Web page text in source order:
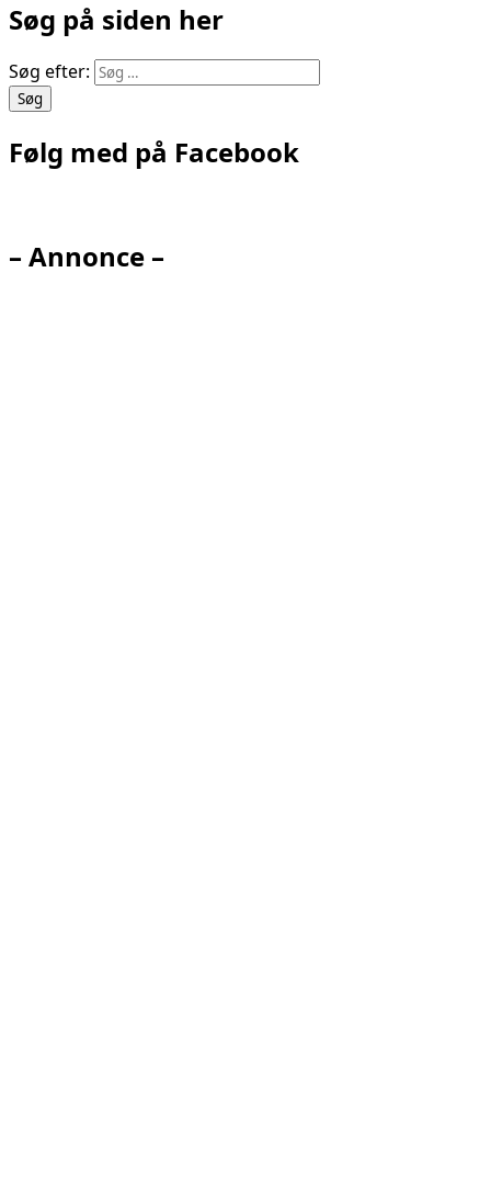
Søg på siden her
Søg efter:
Følg med på Facebook
– Annonce –